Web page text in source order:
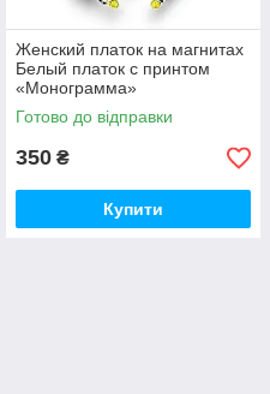
Женский платок на магнитах
Белый платок с принтом
«Монограмма»
Готово до відправки
350 ₴
Купити